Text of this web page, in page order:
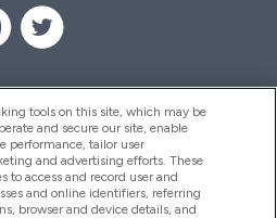
tools on this site, which may be
and secure our site, enable
performance, tailor user
and advertising efforts. These
to access and record user and
and online identifiers, referring
browser and device details, and